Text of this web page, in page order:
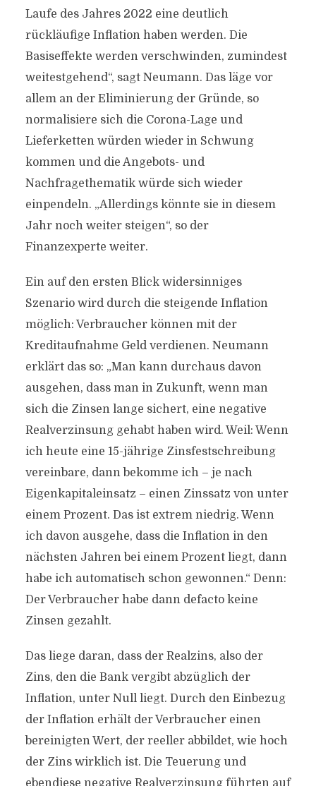
Laufe des Jahres 2022 eine deutlich
rückläufige Inflation haben werden. Die
Basiseffekte werden verschwinden, zumindest
weitestgehend“, sagt Neumann. Das läge vor
allem an der Eliminierung der Gründe, so
normalisiere sich die Corona-Lage und
Lieferketten würden wieder in Schwung
kommen und die Angebots- und
Nachfragethematik würde sich wieder
einpendeln. „Allerdings könnte sie in diesem
Jahr noch weiter steigen“, so der
Finanzexperte weiter.
Ein auf den ersten Blick widersinniges
Szenario wird durch die steigende Inflation
möglich: Verbraucher können mit der
Kreditaufnahme Geld verdienen. Neumann
erklärt das so: „Man kann durchaus davon
ausgehen, dass man in Zukunft, wenn man
sich die Zinsen lange sichert, eine negative
Realverzinsung gehabt haben wird. Weil: Wenn
ich heute eine 15-jährige Zinsfestschreibung
vereinbare, dann bekomme ich – je nach
Eigenkapitaleinsatz – einen Zinssatz von unter
einem Prozent. Das ist extrem niedrig. Wenn
ich davon ausgehe, dass die Inflation in den
nächsten Jahren bei einem Prozent liegt, dann
habe ich automatisch schon gewonnen.“ Denn:
Der Verbraucher habe dann defacto keine
Zinsen gezahlt.
Das liege daran, dass der Realzins, also der
Zins, den die Bank vergibt abzüglich der
Inflation, unter Null liegt. Durch den Einbezug
der Inflation erhält der Verbraucher einen
bereinigten Wert, der reeller abbildet, wie hoch
der Zins wirklich ist. Die Teuerung und
ebendiese negative Realverzinsung führten auf